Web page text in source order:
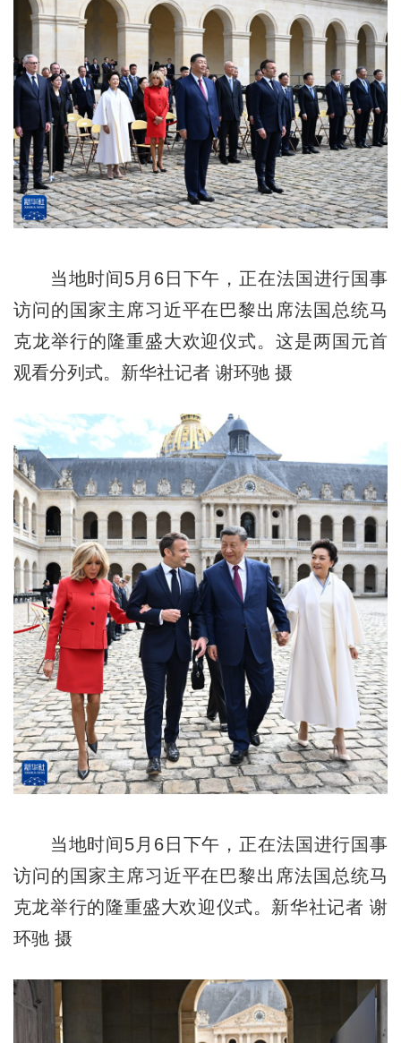
当地时间5月6日下午，正在法国进行国事
访问的国家主席习近平在巴黎出席法国总统马
克龙举行的隆重盛大欢迎仪式。这是两国元首
观看分列式。新华社记者 谢环驰 摄
当地时间5月6日下午，正在法国进行国事
访问的国家主席习近平在巴黎出席法国总统马
克龙举行的隆重盛大欢迎仪式。新华社记者 谢
环驰 摄